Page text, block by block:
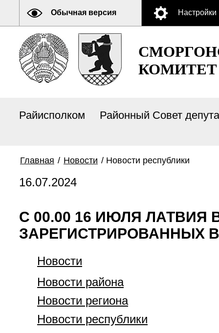
Обычная версия Настройки
КОМИТЕТ
Райисполком Районный Совет
Главная / Новости / Новости республики
16.07.2024
С 00.00 16 ИЮЛЯ
ЗАРЕГИСТРИРОВАННЫХ
Новости
Новости района
Новости региона
Новости республики